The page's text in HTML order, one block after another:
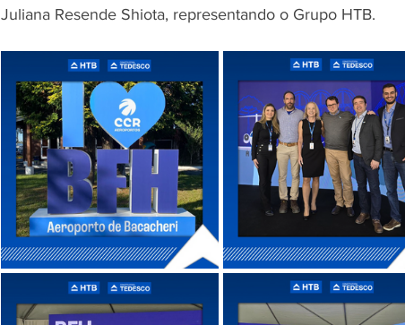
Juliana Resende Shiota, representando o Grupo HTB.